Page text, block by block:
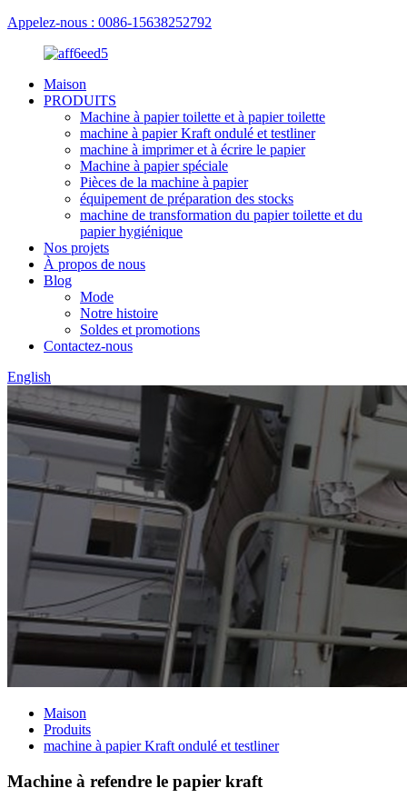
Appelez-nous : 0086-15638252792
Maison
PRODUITS
Machine à papier toilette et à papier toilette
machine à papier Kraft ondulé et testliner
machine à imprimer et à écrire le papier
Machine à papier spéciale
Pièces de la machine à papier
équipement de préparation des stocks
machine de transformation du papier toilette et du
papier hygiénique
Nos projets
À propos de nous
Blog
Mode
Notre histoire
Soldes et promotions
Contactez-nous
English
Maison
Produits
machine à papier Kraft ondulé et testliner
Machine à refendre le papier kraft